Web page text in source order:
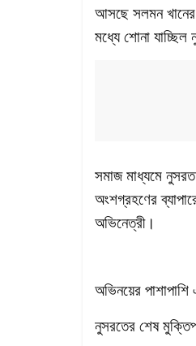
আসছে সলমন খানের
মধ্যে শোনা
সমাজ মাধ্যমে
অংশগ্রহণের
অভিনেত্রী।
অভিনয়ের
নুসরতের শেষ